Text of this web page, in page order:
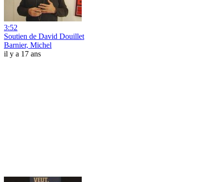
3:52
Soutien de David Douillet
Barnier, Michel
il y a 17 ans